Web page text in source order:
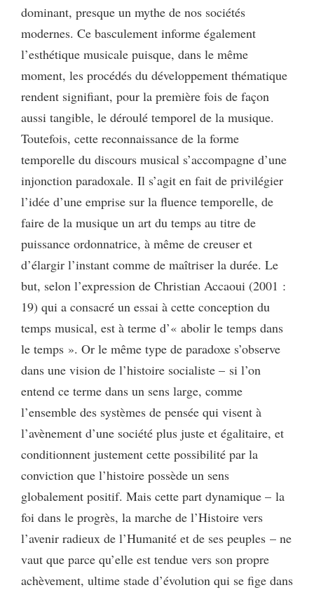
dominant, presque un mythe de nos sociétés
modernes. Ce basculement informe également
l’esthétique musicale puisque, dans le même
moment, les procédés du développement thématique
rendent signifiant, pour la première fois de façon
aussi tangible, le déroulé temporel de la musique.
Toutefois, cette reconnaissance de la forme
temporelle du discours musical s’accompagne d’une
injonction paradoxale. Il s’agit en fait de privilégier
l’idée d’une emprise sur la fluence temporelle, de
faire de la musique un art du temps au titre de
puissance ordonnatrice, à même de creuser et
d’élargir l’instant comme de maîtriser la durée. Le
but, selon l’expression de Christian Accaoui (2001 :
19) qui a consacré un essai à cette conception du
temps musical, est à terme d’« abolir le temps dans
le temps ». Or le même type de paradoxe s’observe
dans une vision de l’histoire socialiste – si l’on
entend ce terme dans un sens large, comme
l’ensemble des systèmes de pensée qui visent à
l’avènement d’une société plus juste et égalitaire, et
conditionnent justement cette possibilité par la
conviction que l’histoire possède un sens
globalement positif. Mais cette part dynamique – la
foi dans le progrès, la marche de l’Histoire vers
l’avenir radieux de l’Humanité et de ses peuples – ne
vaut que parce qu’elle est tendue vers son propre
achèvement, ultime stade d’évolution qui se fige dans